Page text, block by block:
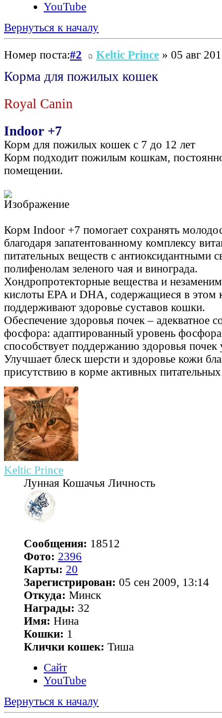
YouTube
Вернуться к началу
Номер поста:#2 Keltic Prince » 05 авг
Корма для пожилых кошек
Royal Canin
Indoor +7
Корм для пожилых кошек с 7 до 12 лет
Корм подходит пожилым кошкам,
помещении.
Корм Indoor +7 помогает сохранять
благодаря запатентованному комплексу
питательных веществ с антиоксидантными
полифенолам зеленого чая и винограда.
Хондропротекторные вещества и
кислоты EPA и DHA, содержащиеся в этом
поддерживают здоровье суставов кошки.
Обеспечение здоровья почек – адекватное
фосфора: адаптированный уровень
способствует поддержанию здоровья
Улучшает блеск шерсти и здоровье кожи
присутствию в корме активных
Keltic Prince
Лунная Кошачья Личность
Сообщения: 18512
Фото: 2396
Карты: 20
Зарегистрирован: 05 сен 2009, 13:14
Откуда: Минск
Награды: 32
Имя: Нина
Кошки: 1
Клички кошек: Тиша
Сайт
YouTube
Вернуться к началу